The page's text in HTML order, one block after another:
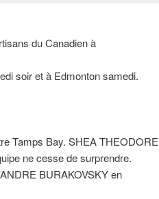
du Canadien à
soir et à Edmonton samedi.
Tamps Bay. SHEA THEODORE
ne cesse de surprendre.
BURAKOVSKY en